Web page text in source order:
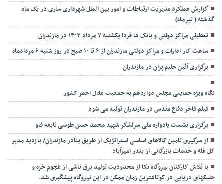
گزارش عملکرد مدیریت ارتباطات و امور بین الملل شهرداری ساری در یک ماه
گذشته ( تیرماه)
تعطیلی مراکز دولتی و بانک ها فردا یکشنبه ۷ مرداد ۱۴۰۳ در مازندران
ساعت کار ادارات و مراکز دولتی مازندران از ۶ تا ۱۰ صبح در روز شنبه ۶ مردادماه
برگزاری آئین حلیم پزان در مازندران
نگاه ویژه حمایتی مجلس دوازدهم به جمعیت هلال احمر کشور
فیلم فاخر دفاع مقدس در مازندران تولید می شود
برگزاری نشست یادواره ملی سرلشکر شهید محمد حسن طوسی نابغه فاو
از سرگیری تامین کالاهای اساسی استراتژیک از طریق بنادر مازندران/ بازدید مدیر
کل غله و خدمات بازرگانی از بندر امیرآباد
با تلاش کارکنان نیروگاه نکا از محدودیت تولید برق ناشی از هجوم خزه و
جلبکهای دریایی در کوتاهترین زمان ممکن در این نیروگاه پیشگیری شد.